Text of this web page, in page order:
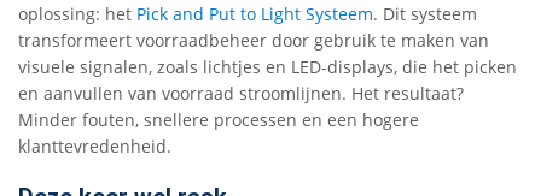
oplossing: het Pick and Put to Light Systeem. Dit systeem
transformeert voorraadbeheer door gebruik te maken van
visuele signalen, zoals lichtjes en LED-displays, die het picken
en aanvullen van voorraad stroomlijnen. Het resultaat?
Minder fouten, snellere processen en een hogere
klanttevredenheid.